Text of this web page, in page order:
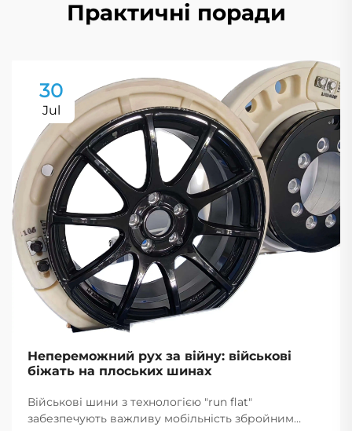
Практичні поради
30
Jul
Непереможний рух за війну: військові
біжать на плоських шинах
Військові шини з технологією "run flat"
забезпечують важливу мобільність збройним